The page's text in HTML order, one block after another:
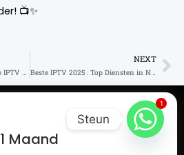
📺✨
Top 7 Redenen om een Goede IPTV Aanbieder te Kiezen
NEXT
Beste IPTV 2025 : Top Diensten in Nederland
1 Maand
1
Steun